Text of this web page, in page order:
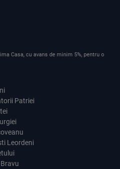
Casa, cu avans de minim 5%, pentru o
Patriei
Leordeni